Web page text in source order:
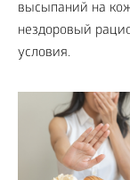
высыпаний на
нездоровый
условия.